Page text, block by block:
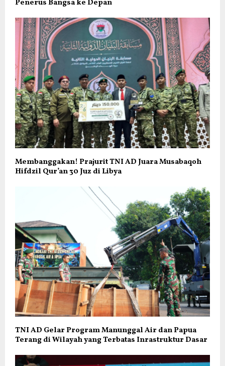
Penerus Bangsa ke Depan
Membanggakan! Prajurit TNI AD Juara Musabaqoh
Hifdzil Qur’an 30 Juz di Libya
TNI AD Gelar Program Manunggal Air dan Papua
Terang di Wilayah yang Terbatas Inrastruktur Dasar